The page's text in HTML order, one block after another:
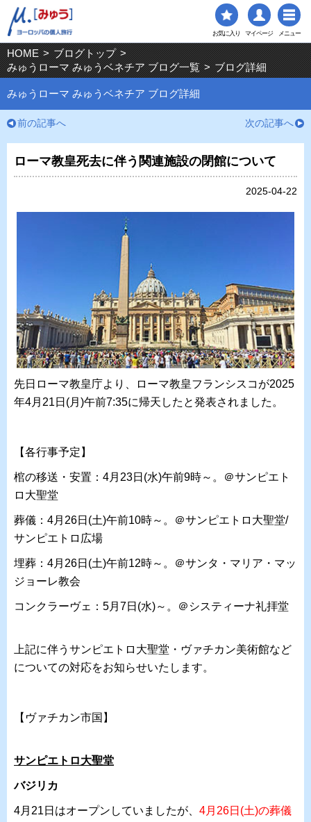
お気に入り マイページ メニュー
HOME > ブログトップ >
みゅうローマ みゅうベネチア ブログ一覧 > ブログ詳細
みゅうローマ みゅうベネチア ブログ詳細
前の記事へ 次の記事へ
ローマ教皇死去に伴う関連施設の閉館について
2025-04-22
先日ローマ教皇庁より、ローマ教皇フランシスコが2025
年4月21日(月)午前7:35に帰天したと発表されました。
【各行事予定】
棺の移送・安置：4月23日(水)午前9時～。＠サンピエト
ロ大聖堂
葬儀：4月26日(土)午前10時～。＠サンピエトロ大聖堂/
サンピエトロ広場
埋葬：4月26日(土)午前12時～。＠サンタ・マリア・マッ
ジョーレ教会
コンクラーヴェ：5月7日(水)～。＠システィーナ礼拝堂
上記に伴うサンピエトロ大聖堂・ヴァチカン美術館など
についての対応をお知らせいたします。
【ヴァチカン市国】
サンピエトロ大聖堂
バジリカ
4月21日はオープンしていましたが、 4月26日(土)の葬儀